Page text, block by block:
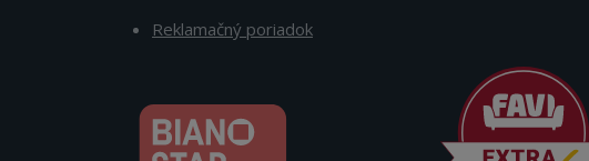
Reklamačný poriadok